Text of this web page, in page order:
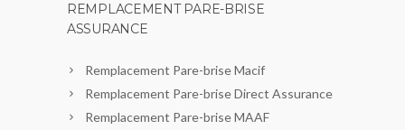
REMPLACEMENT PARE-BRISE
ASSURANCE
Remplacement Pare-brise Macif
Remplacement Pare-brise Direct Assurance
Remplacement Pare-brise MAAF